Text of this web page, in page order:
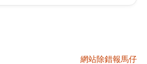
網站除錯報馬仔